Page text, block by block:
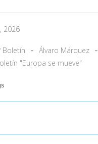
2026
Boletín - Álvaro Márquez -
"Europa se mueve"